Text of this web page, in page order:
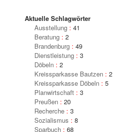
Aktuelle Schlagwörter
Ausstellung: 41
Beratung: 2
Brandenburg: 49
Dienstleistung: 3
Döbeln: 2
Kreissparkasse Bautzen: 2
Kreissparkasse Döbeln: 5
Planwirtschaft: 3
Preußen: 20
Recherche: 3
Sozialismus : 8
Sparbuch: 68